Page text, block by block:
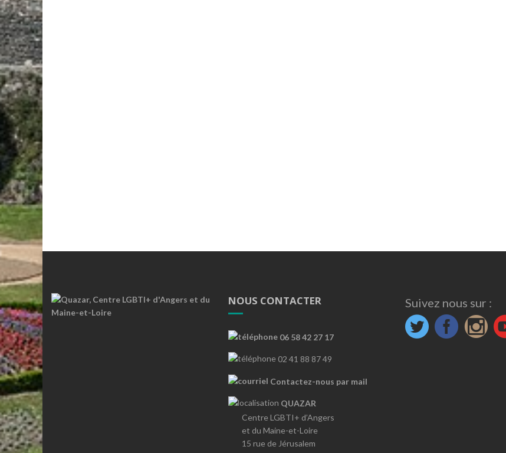
NOUS CONTACTER
06 58 42 27 17
02 41 88 87 49
Contactez-nous par mail
QUAZAR
Centre LGBTI+ d’Angers
et du Maine-et-Loire
15 rue de Jérusalem
Suivez nous sur :